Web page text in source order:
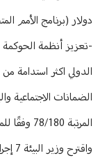
دولار (برنامج الأمم المتحدة
-تعزيز أنظمة
الدولي اكثر استدامة
الضمانات الاجتماعية
المرتبة 78/180 وفقًا للمؤشر الذي تنشره جامعة ييل 2020 )